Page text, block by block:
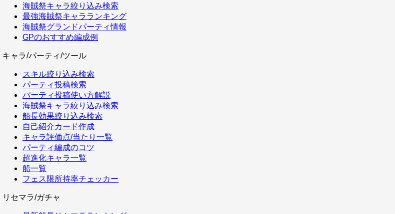
海賊祭キャラ絞り込み検索
最強海賊祭キャラランキング
海賊祭グランドパーティ情報
GPのおすすめ編成例
キャラ/パーティ/ツール
スキル絞り込み検索
パーティ投稿検索
パーティ投稿使い方解説
海賊祭キャラ絞り込み検索
船長効果絞り込み検索
自己紹介カード作成
キャラ評価点/当たり一覧
パーティ編成のコツ
超進化キャラ一覧
船一覧
フェス限所持率チェッカー
リセマラ/ガチャ